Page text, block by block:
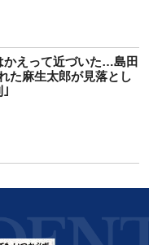
かえって近づいた…島田
た麻生太郎が見落とし